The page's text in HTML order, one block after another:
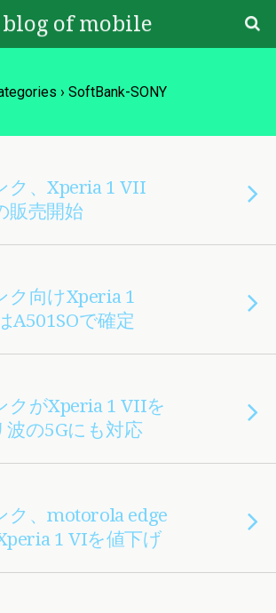
blog of mobile
› SoftBank-SONY
ク、Xperia 1 VII
販売開始
ク向けXperia 1
A501SOで確定
クがXperia 1 VIIを
波の5Gにも対応
ク、motorola edge
1 VIを値下げ